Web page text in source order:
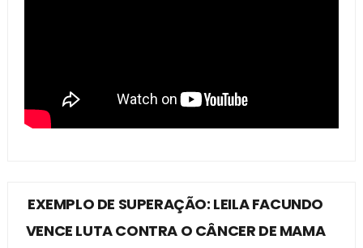
EXEMPLO DE SUPERAÇÃO: LEILA FACUNDO
VENCE LUTA CONTRA O CÂNCER DE MAMA